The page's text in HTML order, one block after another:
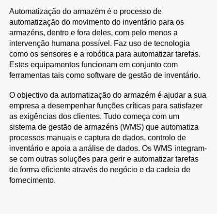
Automatização do armazém é o processo de
automatização do movimento do inventário para os
armazéns, dentro e fora deles, com pelo menos a
intervenção humana possível. Faz uso de tecnologia
como os sensores e a robótica para automatizar tarefas.
Estes equipamentos funcionam em conjunto com
ferramentas tais como software de gestão de inventário.
O objectivo da automatização do armazém é ajudar a sua
empresa a desempenhar funções críticas para satisfazer
as exigências dos clientes. Tudo começa com um
sistema de gestão de armazéns (WMS) que automatiza
processos manuais e captura de dados, controlo de
inventário e apoia a análise de dados. Os WMS integram-
se com outras soluções para gerir e automatizar tarefas
de forma eficiente através do negócio e da cadeia de
fornecimento.